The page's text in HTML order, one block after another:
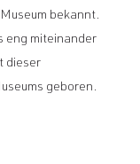
bekannt.
eng miteinander
dieser
geboren.